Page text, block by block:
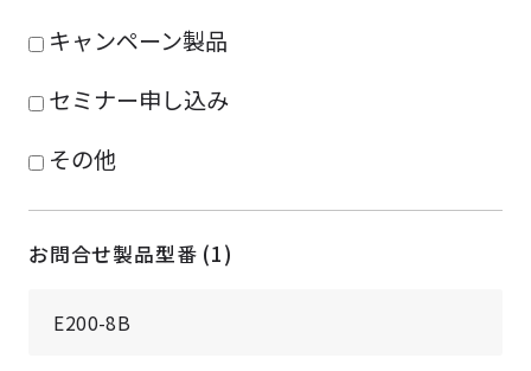
キャンペーン製品
セミナー申し込み
その他
お問合せ製品型番 (1)